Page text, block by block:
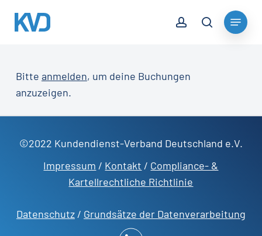
search
Menu
Bitte anmelden, um deine Buchungen
anzuzeigen.
©2022 Kundendienst-Verband Deutschland e.V.
Impressum / Kontakt / Compliance- &
Kartellrechtliche Richtlinie
Datenschutz/ Grundsätze der Datenverarbeitung
Close